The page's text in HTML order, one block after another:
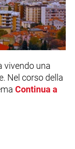
vivendo una
Nel corso della
Continua a